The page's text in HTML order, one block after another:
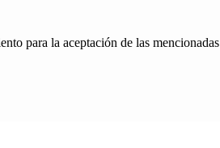
para la aceptación de las